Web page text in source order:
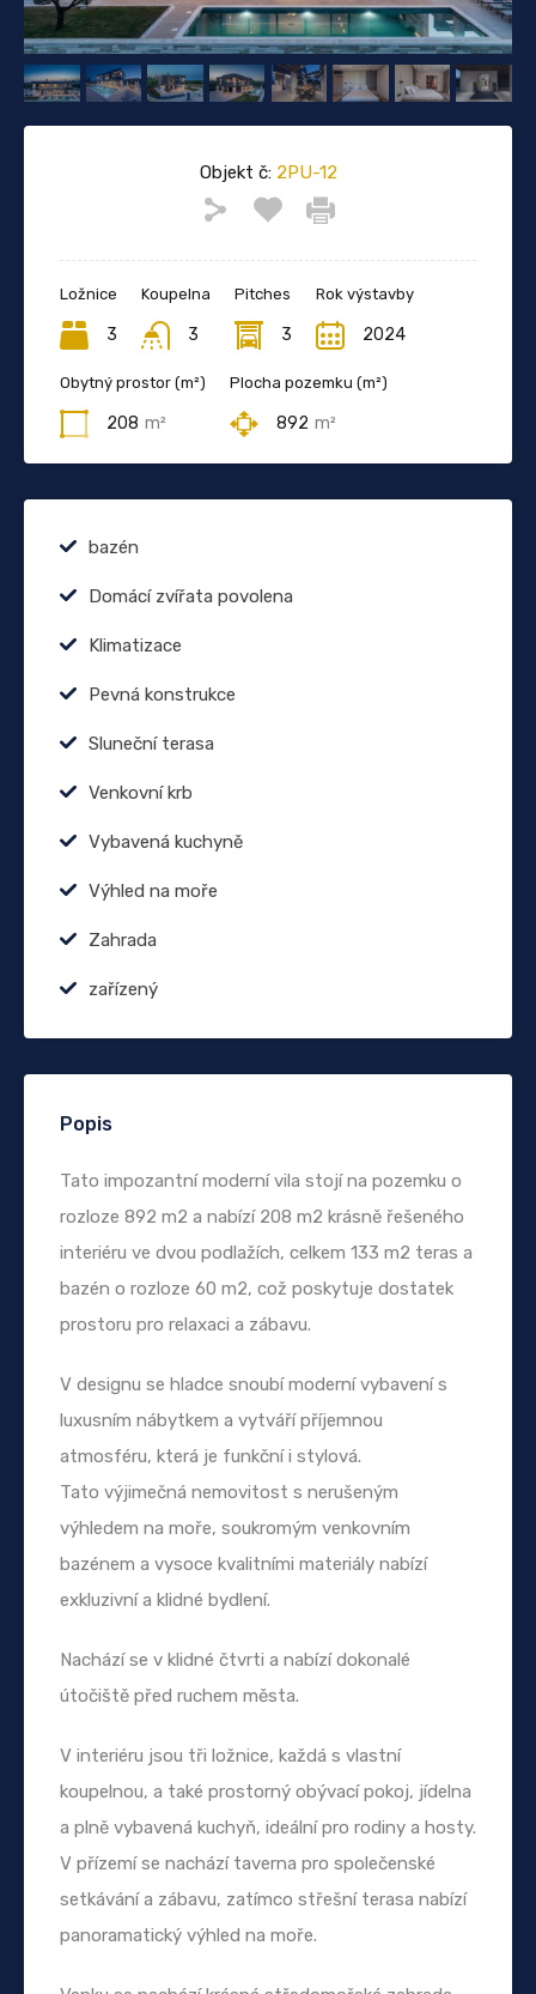
Objekt č:2PU-12
Ložnice
3
Koupelna
3
Pitches
3
Rok výstavby
2024
Obytný prostor (m²)
208 m²
Plocha pozemku (m²)
892 m²
bazén
Domácí zvířata povolena
Klimatizace
Pevná konstrukce
Sluneční terasa
Venkovní krb
Vybavená kuchyně
Výhled na moře
Zahrada
zařízený
Popis
Tato impozantní moderní vila stojí na pozemku o
rozloze 892 m2 a nabízí 208 m2 krásně řešeného
interiéru ve dvou podlažích, celkem 133 m2 teras a
bazén o rozloze 60 m2, což poskytuje dostatek
prostoru pro relaxaci a zábavu.
V designu se hladce snoubí moderní vybavení s
luxusním nábytkem a vytváří příjemnou
atmosféru, která je funkční i stylová.
Tato výjimečná nemovitost s nerušeným
výhledem na moře, soukromým venkovním
bazénem a vysoce kvalitními materiály nabízí
exkluzivní a klidné bydlení.
Nachází se v klidné čtvrti a nabízí dokonalé
útočiště před ruchem města.
V interiéru jsou tři ložnice, každá s vlastní
koupelnou, a také prostorný obývací pokoj, jídelna
a plně vybavená kuchyň, ideální pro rodiny a hosty.
V přízemí se nachází taverna pro společenské
setkávání a zábavu, zatímco střešní terasa nabízí
panoramatický výhled na moře.